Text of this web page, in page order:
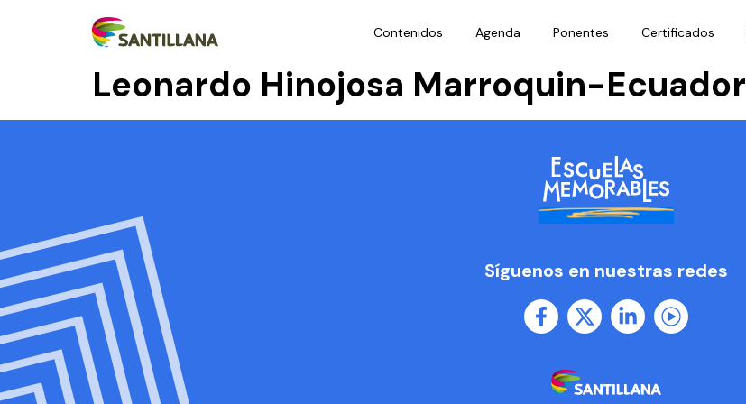
Contenidos Agenda Ponentes Certificados
Leonardo Hinojosa Marroquin-Ecuador
Síguenos en nuestras redes